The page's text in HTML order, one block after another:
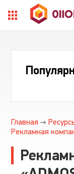
Главная
Рекламная